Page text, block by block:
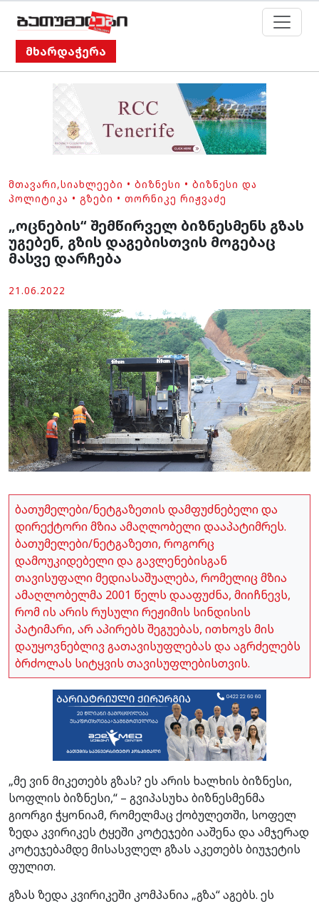
მხარდაჭერა
ᲛᲗᲐᲕᲐᲠᲘ,ᲡᲘᲐᲮᲚᲔᲔᲑᲘ • ᲑᲘᲖᲜᲔᲡᲘ • ᲑᲘᲖᲜᲔᲡᲘ ᲓᲐ
ᲞᲝᲚᲘᲢᲘᲙᲐ • ᲒᲖᲔᲑᲘ • ᲗᲝᲠᲜᲘᲙᲔ ᲠᲘᲟᲕᲐᲫᲔ
„ოცნების“ შემწირველ ბიზნესმენს გზას
უგებენ, გზის დაგებისთვის მოგებაც
მასვე დარჩება
21.06.2022
ბათუმელები/ნეტგაზეთის დამფუძნებელი და
დირექტორი მზია ამაღლობელი დააპატიმრეს.
ბათუმელები/ნეტგაზეთი, როგორც
დამოუკიდებელი და გავლენებისგან
თავისუფალი მედიასაშუალება, რომელიც მზია
ამაღლობელმა 2001 წელს დააფუძნა, მიიჩნევს,
რომ ის არის რუსული რეჟიმის სინდისის
პატიმარი, არ აპირებს შეგუებას, ითხოვს მის
დაუყოვნებლივ გათავისუფლებას და აგრძელებს
ბრძოლას სიტყვის თავისუფლებისთვის.
„მე ვინ მიკეთებს გზას? ეს არის ხალხის ბიზნესი,
სოფლის ბიზნესი,“ – გვიპასუხა ბიზნესმენმა
გიორგი ჭყონიამ, რომელმაც ქობულეთში, სოფელ
ზედა კვირიკეს ტყეში კოტეჯები ააშენა და ამჯერად
კოტეჯებამდე მისასვლელ გზას აკეთებს ბიუჯეტის
ფულით.
გზას ზედა კვირიკეში კომპანია „გზა“ აგებს. ეს